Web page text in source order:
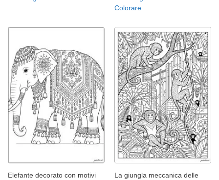
Colorare
Elefante decorato con motivi
La giungla meccanica delle